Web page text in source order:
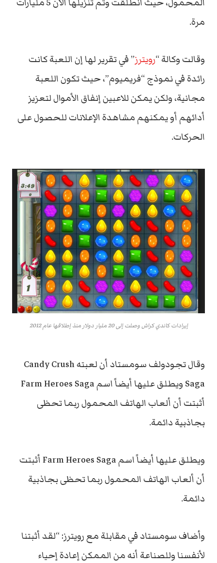
مرة.
وقالت وكالة “رويترز” في تقرير لها إن اللعبة كانت
رائدة في نموذج “فريميوم”، حيث تكون اللعبة
مجانية، ولكن يمكن للاعبين إنفاق الأموال لتعزيز
أدائهم أو يمكنهم مشاهدة الإعلانات للحصول على
الحركات.
إيرادات كاندي كراش وصلت إلى 20 مليار دولار منذ إطلاقها عام 2012
وقال تجودولف سومستاد أن لعبته Candy Crush
Saga ويطلق عليها أيضاً اسم Farm Heroes Saga
أثبتت أن ألعاب الهاتف المحمول ربما تحظى
بجاذبية دائمة.
ويطلق عليها أيضاً اسم Farm Heroes Saga أثبتت
أن ألعاب الهاتف المحمول ربما تحظى بجاذبية
دائمة.
وأضاف سومستاد في مقابلة مع رويترز: “لقد أثبتنا
لأنفسنا وللصناعة أنه من الممكن إعادة إحياء